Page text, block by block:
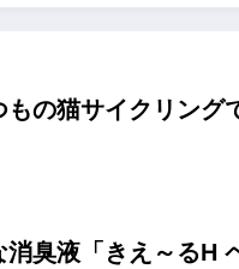
もの猫サイクリング
臭液「きえ～るH